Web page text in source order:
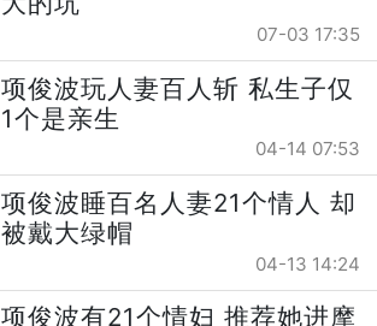
07-03 17:35
项俊波玩人妻百人斩 私生子仅
1个是亲生
04-14 07:53
项俊波睡百名人妻21个情人 却
被戴大绿帽
04-13 14:24
项俊波有21个情妇 推荐她进摩